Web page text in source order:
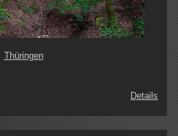
Thüringen
Details